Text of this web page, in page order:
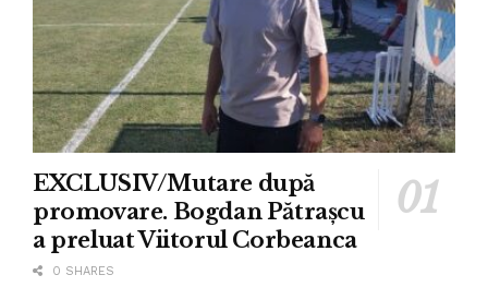
EXCLUSIV/Mutare după
promovare. Bogdan Pătrașcu
a preluat Viitorul Corbeanca
0 SHARES